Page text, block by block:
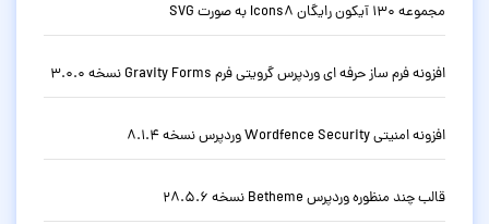
مجموعه 130 آیکون رایگان Icons8 به صورت SVG
افزونه فرم ساز حرفه ای وردپرس گرویتی فرم Gravity Forms نسخه 3.0.0
افزونه امنیتی Wordfence Security وردپرس نسخه 8.1.4
قالب چند منظوره وردپرس Betheme نسخه 28.5.6